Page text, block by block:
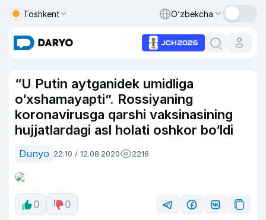
Toshkent O‘zbekcha
“U Putin aytganidek umidliga
o‘xshamayapti”. Rossiyaning
koronavirusga qarshi vaksinasining
hujjatlardagi asl holati oshkor bo‘ldi
Dunyo 22:10 / 12.08.2020 2216
0 0